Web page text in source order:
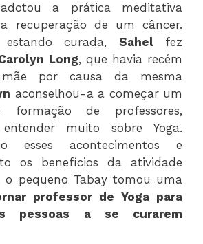
a prática meditativa
recuperação de um câncer.
curada, Sahelfez
Long, que havia recém
por causa da mesma
aconselhou-a a começar um
formação de professores,
muito sobre Yoga.
esses acontecimentos e
os benefícios da atividade
o pequeno Tabay tomou uma
professor de Yoga para
pessoas a se curarem